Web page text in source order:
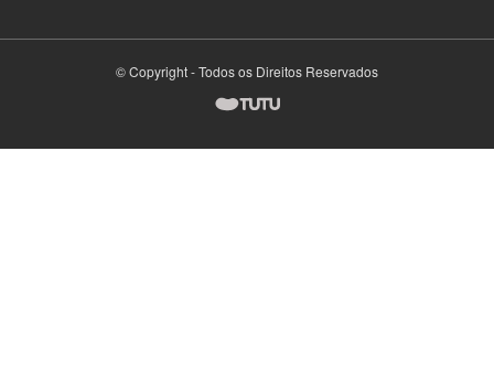
© Copyright - Todos os Direitos Reservados